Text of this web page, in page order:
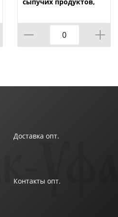
1/9
Доставка опт.
Контакты опт.